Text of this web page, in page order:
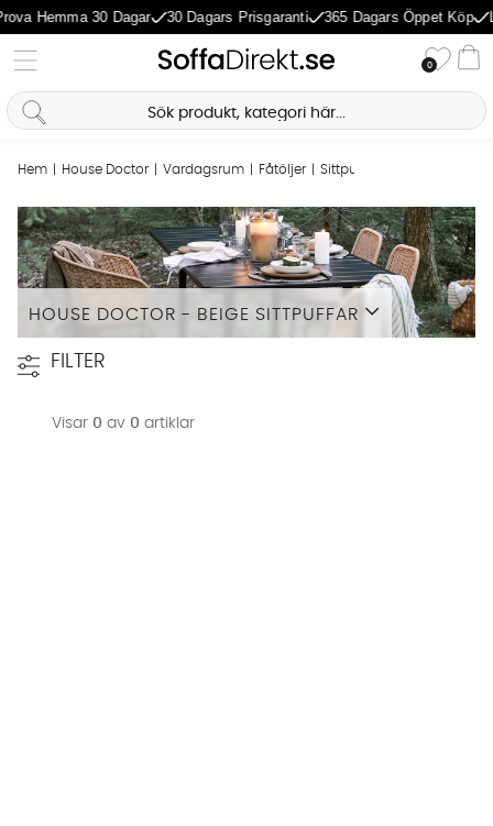
Hemma 30 Dagar 30 Dagars Prisgaranti 365 Dagars Öppet Köp
0
Hem House Doctor Vardagsrum Fåtöljer Sittpuffar
HOUSE DOCTOR - BEIGE SITTPUFFAR
Läs mer
FILTER
Visar 0 av 0 artiklar
AI-assistent